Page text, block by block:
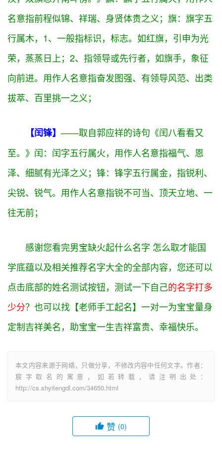
繁荣昌盛、有才华、活力四射之义； 丰：丰字五行属
火，草木茂盛或农作物丰收、财物富饶、充实等含
义。形容人体态丰满/丰采/丰姿/丰神等。也指风度和
容貌。用作人名意指富裕、风姿、充实之义；
【麟旗】 ——取自王庭珪的诗句《麟符虎节下霄
汉，双旗忽开南斗傍。》麟：麟字五行属 火 ，用作人
名意指前程似锦、祥瑞、身贤体贵之义；旗：旗字五
行属
木，1、一般指标识，标志。如红旗，引申为光
荣，蒸蒸日上；2、指领导或先行者，如旗手，象征
向前进。用作人名意指奋发图强、有领导风范、出类
【闰锋】——取自郭应祥的诗句《闰八看看又
至。》闰：闰字五行属火 ，用作人名意指福气、恩
泽、细腻有光泽之义；锋：锋字五行属
，指锐利、
尖锐、锐气。用作人名意指锐不可当、顶天立地、一
感谢您看完男宝缺火起什么名字 怎么取才能国
学底蕴以及相关推荐名字大全的全部内容，您还可以
点击底部的姓名测试按钮，测试一下自己
？也可以找【老师手工起名】一对一为宝宝量身